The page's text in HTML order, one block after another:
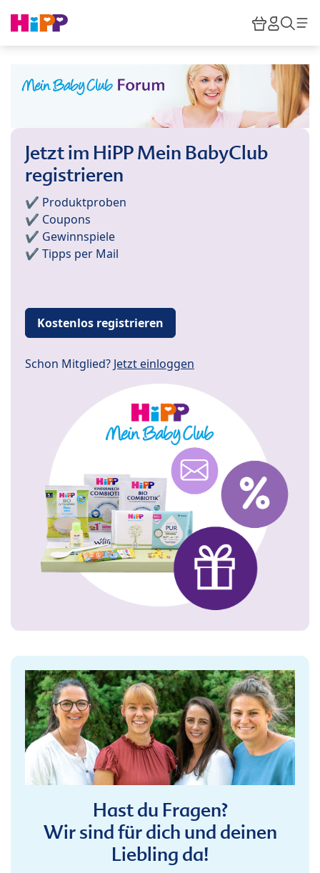
HiPP
Jetzt im HiPP Mein BabyClub
registrieren
✔️ Produktproben
✔️ Coupons
✔️ Gewinnspiele
✔️ Tipps per Mail
Kostenlos registrieren
Schon Mitglied? Jetzt einloggen
Hast du Fragen?
Wir sind für dich und deinen
Liebling da!